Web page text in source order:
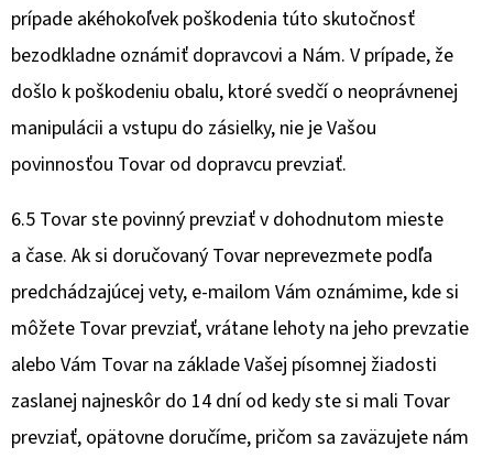
prípade akéhokoľvek poškodenia túto skutočnosť
bezodkladne oznámiť dopravcovi a Nám. V prípade, že
došlo k poškodeniu obalu, ktoré svedčí o neoprávnenej
manipulácii a vstupu do zásielky, nie je Vašou
povinnosťou Tovar od dopravcu prevziať.
6.5 Tovar ste povinný prevziať v dohodnutom mieste
a čase. Ak si doručovaný Tovar neprevezmete podľa
predchádzajúcej vety, e-mailom Vám oznámime, kde si
môžete Tovar prevziať, vrátane lehoty na jeho prevzatie
alebo Vám Tovar na základe Vašej písomnej žiadosti
zaslanej najneskôr do 14 dní od kedy ste si mali Tovar
prevziať, opätovne doručíme, pričom sa zaväzujete nám